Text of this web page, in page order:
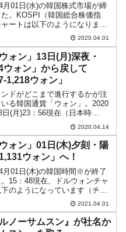
月01日(水)の韓国株式市場が締
た。KOSPI（韓国総合株価指
ートは以下のようになりまし
ートは『Investing.com』より引
日のアメリカ合衆国の株式市場
動きでしたので、それを受け...
2020.04.01
ォン」13日(月)深夜・
ウォン」から戻して
1,218ウォン」
ドがどこまで進行するかが注
いる韓国通貨「ウォン」。2020
日(月)23：56現在（日本時
ルウォンチャートは以下のよう
』より引用：以下同）。
...
2020.04.14
ウォン」01日(木)夕刻・陽
ウォン」へ！
月01日(木)の韓国時間※が終了
15：48現在、ドルウォンチャ
のようになっています（チャ
Investing.com』より引用：以下
転しました(笑)。現在のところ
1,131ウォン」近...
2021.04.01
ノーサムスン』が社名か